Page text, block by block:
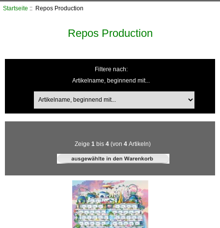
Startseite :: Repos Production
Repos Production
Filtere nach:
Artikelname, beginnend mit...
Zeige 1 bis 4(von 4Artikeln)